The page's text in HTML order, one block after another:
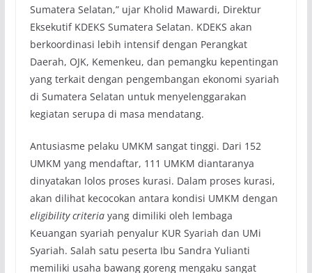
Sumatera Selatan,” ujar Kholid Mawardi, Direktur
Eksekutif KDEKS Sumatera Selatan. KDEKS akan
berkoordinasi lebih intensif dengan Perangkat
Daerah, OJK, Kemenkeu, dan pemangku kepentingan
yang terkait dengan pengembangan ekonomi syariah
di Sumatera Selatan untuk menyelenggarakan
kegiatan serupa di masa mendatang.
Antusiasme pelaku UMKM sangat tinggi. Dari 152
UMKM yang mendaftar, 111 UMKM diantaranya
dinyatakan lolos proses kurasi. Dalam proses kurasi,
akan dilihat kecocokan antara kondisi UMKM dengan
eligibility criteria yang dimiliki oleh lembaga
Keuangan syariah penyalur KUR Syariah dan UMi
Syariah. Salah satu peserta Ibu Sandra Yulianti
memiliki usaha bawang goreng mengaku sangat